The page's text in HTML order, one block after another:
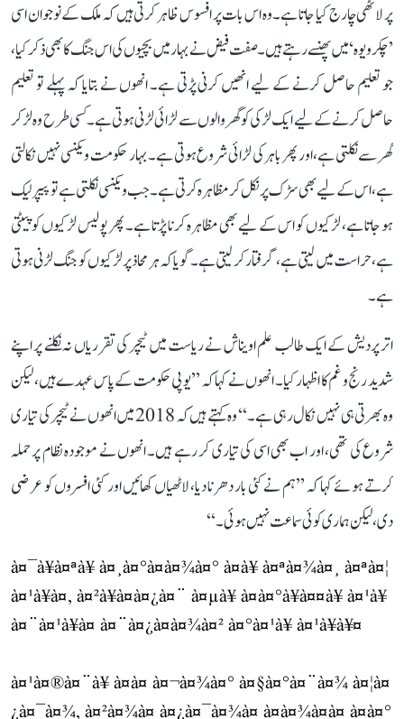
پر لاٹھی چارج کیا جاتا ہے۔ وہ اس بات پر افسوس ظاہر کرتی ہیں کہ ملک کے نوجوان اسی
’چکرویوہ‘ میں پھنسے رہتے ہیں۔ صفت فیض نے بہار میں بچیوں کی اس جنگ کا بھی ذکر کیا،
جو تعلیم حاصل کرنے کے لیے انھیں کرنی پڑتی ہے۔ انھوں نے بتایا کہ پہلے تو تعلیم
حاصل کرنے کے لیے ایک لڑکی کو گھر والوں سے لڑائی لڑنی ہوتی ہے۔ کسی طرح وہ لڑ کر
گھر سے نکلتی ہے، اور پھر باہر کی لڑائی شروع ہوتی ہے۔ بہار حکومت ویکنسی نہیں نکالتی
ہے، اس کے لیے بھی سڑک پر نکل کر مظاہرہ کرتی ہے۔ جب ویکنسی نکلتی ہے تو پیپر لیک
ہو جاتا ہے، لڑکیوں کو اس کے لیے بھی مظاہرہ کرنا پڑتا ہے۔ پھر پولیس لڑکیوں کو پیٹتی
ہے، حراست میں لیتی ہے، گرفتار کر لیتی ہے۔ گویا کہ ہر محاذ پر لڑکیوں کو جنگ لڑنی ہوتی
ہے۔
اتر پردیش کے ایک طالب علم اویناش نے ریاست میں ٹیچر کی تقرریاں نہ نکلنے پر اپنے
شدید رنج و غم کا اظہار کیا۔ انھوں نے کہا کہ ’’یوپی حکومت کے پاس عہدے ہیں، لیکن
وہ بھرتی ہی نہیں نکال رہی ہے۔‘‘ وہ کہتے ہیں کہ 2018 میں انھوں نے ٹیچر کی تیاری
شروع کی تھی، اور اب بھی اسی کی تیاری کر رہے ہیں۔ انھوں نے موجودہ نظام پر حملہ
کرتے ہوئے کہا کہ ’’ہم نے کئی بار دھرنا دیا، لاٹھیاں کھائیں اور کئی افسروں کو عرضی
دی، لیکن ہماری کوئی سماعت نہیں ہوئی۔‘‘
à¤¯à¥à¤ªà¥ à¤¸à¤°à¤à¤¾à¤° à¤à¥ à¤ªà¤¾à¤¸ à¤ªà¤¦
à¤¹à¥à¤, à¤²à¥à¤à¤¿à¤¨ à¤µà¥ à¤­à¤°à¥à¤¤à¥ à¤¹à¥
à¤¨à¤¹à¥à¤ à¤¨à¤¿à¤à¤¾à¤² à¤°à¤¹à¥ à¤¹à¥à¥¤
à¤¹à¤®à¤¨à¥ à¤à¤ à¤¬à¤¾à¤° à¤§à¤°à¤¨à¤¾ à¤¦à¤
¿à¤¯à¤¾, à¤²à¤¾à¤ à¤¿à¤¯à¤¾à¤ à¤à¤¾à¤à¤ à¤à¤°